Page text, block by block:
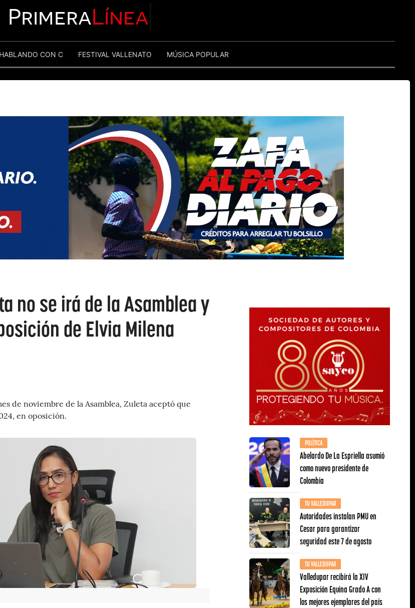
PrimeraLínea
HABLANDO CON C FESTIVAL VALLENATO MÚSICA POPULAR
no se irá de la Asamblea y
de Elvia Milena
de noviembre de la Asamblea, Zuleta aceptó que
en oposición.
POLÍTICA
Abelardo De La Espriella asumió
como nuevo presidente de
Colombia
TU VALLEDUPAR
Autoridades instalan PMU en
Cesar para garantizar
seguridad este 7 de agosto
TU VALLEDUPAR
Valledupar recibirá la XIV
Exposición Equina Grado A con
los mejores ejemplares del país